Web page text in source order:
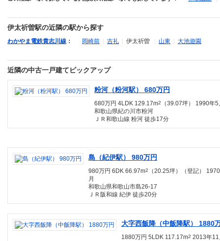
伊太祈曽駅の近隣の駅から探す
わかやま電鉄貴志川線 ： 岡崎前 吉礼 伊太祈曽 山東 大池遊園
近隣の中古一戸建てピックアップ
粉河（粉河駅） 680万円
680万円 4LDK 129.17m2
（39.07坪） 1990年5
和歌山県紀の川市粉河
ＪＲ和歌山線 粉河 徒歩17分
島（紀伊駅） 980万円
980万円 6DK 66.97m2
（20.25坪）（登記）
月
和歌山県和歌山市島26-17
ＪＲ阪和線 紀伊 徒歩20分
大字西飯降（中飯降駅） 1880
1880万円 5LDK 117.17m2 2013年11